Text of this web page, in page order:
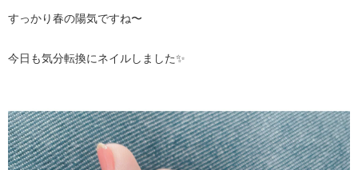
すっかり春の陽気ですね〜
今日も気分転換にネイルしました✨